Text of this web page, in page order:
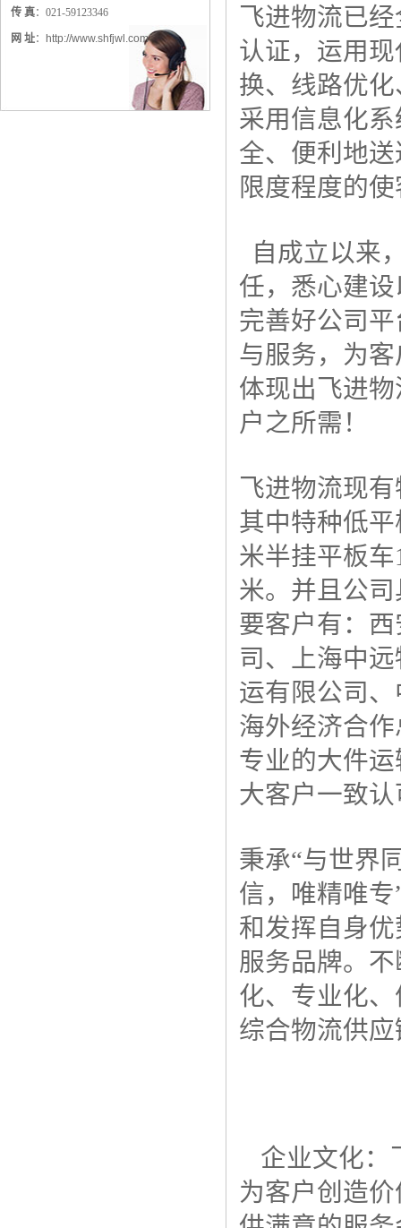
传 真：021-59123346
网 址： http://www.shfjwl.com
飞进物流已
认证，运用
换、线路优
采用信息化
全、便利地
限度程度的
自成立以来
任，悉心建
完善好公司
与服务，为
体现出飞进
户之所需！
飞进物流现
其中特种低
米半挂平板
米。并且公
要客户有：
司、上海中
运有限公司
海外经济合
专业的大件
大客户一致
秉承“与世界
信，唯精唯
和发挥自身
服务品牌。
化、专业化
综合物流供
企业文化：
为客户创造